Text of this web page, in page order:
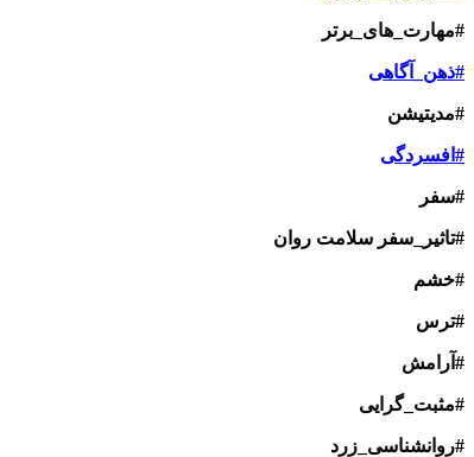
#مهارت_های_برتر
#ذهن_آگاهی
#مدیتیشن
#افسردگی
#سفر
#تاثیر_سفر سلامت روان
#خشم
#ترس
#آرامش
#مثبت_گرایی
#روانشناسی_زرد